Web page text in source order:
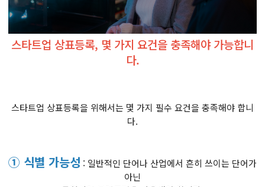
스타트업 상표등록, 몇 가지 요건을 충족해야 가능합니
다.
스타트업 상표등록을 위해서는 몇 가지 필수 요건을 충족해야 합니
다.
① 식별 가능성 : 일반적인 단어나 산업에서 흔히 쓰이는 단어가
아닌